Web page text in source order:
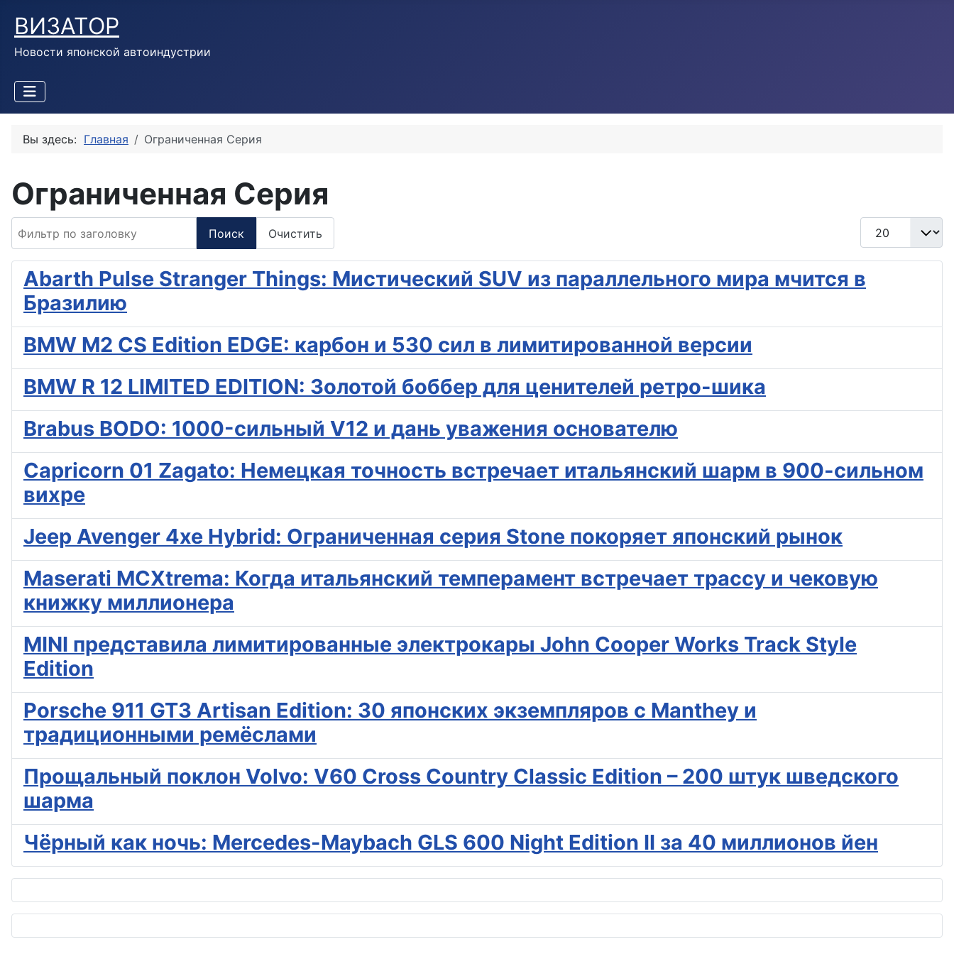
ВИЗАТОР
Новости японской автоиндустрии
Вы здесь: Главная Ограниченная Серия
Ограниченная Серия
Поиск Очистить
Кол-во строк:
Abarth Pulse Stranger Things: Мистический SUV из параллельного мира мчится в
Бразилию
BMW M2 CS Edition EDGE: карбон и 530 сил в лимитированной версии
BMW R 12 LIMITED EDITION: Золотой боббер для ценителей ретро-шика
Brabus BODO: 1000-сильный V12 и дань уважения основателю
Capricorn 01 Zagato: Немецкая точность встречает итальянский шарм в 900-сильном
вихре
Jeep Avenger 4xe Hybrid: Ограниченная серия Stone покоряет японский рынок
Maserati MCXtrema: Когда итальянский темперамент встречает трассу и чековую
книжку миллионера
MINI представила лимитированные электрокары John Cooper Works Track Style
Edition
Porsche 911 GT3 Artisan Edition: 30 японских экземпляров с Manthey и
традиционными ремёслами
Прощальный поклон Volvo: V60 Cross Country Classic Edition – 200 штук шведского
шарма
Чёрный как ночь: Mercedes-Maybach GLS 600 Night Edition II за 40 миллионов йен